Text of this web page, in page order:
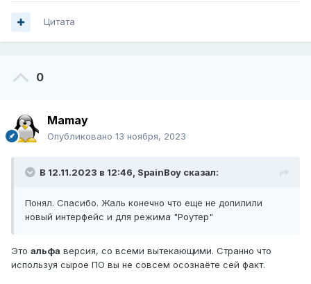
Цитата
0
Mamay
Опубликовано 13 ноября, 2023
В 12.11.2023 в 12:46, SpainBoy сказал:
Понял. Спасибо. Жаль конечно что еще не допилили
новый интерфейс и для режима "Роутер"
Это альфа версия, со всеми вытекающими. Странно что
используя сырое ПО вы не совсем осознаёте сей факт.